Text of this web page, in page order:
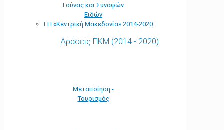
Γούνας και Συναφών
Ειδών
ΕΠ «Kεντρική Μακεδονία» 2014-2020
Δράσεις ΠΚΜ (2014 - 2020)
Μεταποίηση -
Τουρισμός